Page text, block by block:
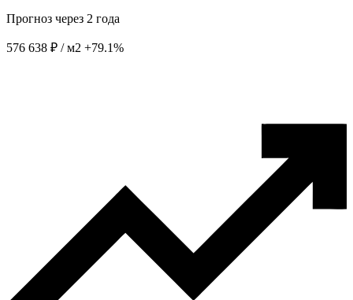
Прогноз через 2 года
576 638 ₽ / м2 +79.1%